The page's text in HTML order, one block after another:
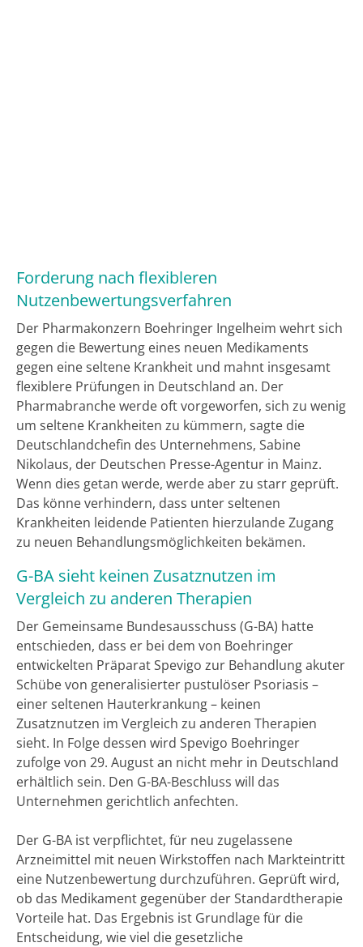
Forderung nach flexibleren
Nutzenbewertungsverfahren
Der Pharmakonzern Boehringer Ingelheim wehrt sich
gegen die Bewertung eines neuen Medikaments
gegen eine seltene Krankheit und mahnt insgesamt
flexiblere Prüfungen in Deutschland an. Der
Pharmabranche werde oft vorgeworfen, sich zu wenig
um seltene Krankheiten zu kümmern, sagte die
Deutschlandchefin des Unternehmens, Sabine
Nikolaus, der Deutschen Presse-Agentur in Mainz.
Wenn dies getan werde, werde aber zu starr geprüft.
Das könne verhindern, dass unter seltenen
Krankheiten leidende Patienten hierzulande Zugang
zu neuen Behandlungsmöglichkeiten bekämen.
G-BA sieht keinen Zusatznutzen im
Vergleich zu anderen Therapien
Der Gemeinsame Bundesausschuss (G-BA) hatte
entschieden, dass er bei dem von Boehringer
entwickelten Präparat Spevigo zur Behandlung akuter
Schübe von generalisierter pustulöser Psoriasis –
einer seltenen Hauterkrankung – keinen
Zusatznutzen im Vergleich zu anderen Therapien
sieht. In Folge dessen wird Spevigo Boehringer
zufolge von 29. August an nicht mehr in Deutschland
erhältlich sein. Den G-BA-Beschluss will das
Unternehmen gerichtlich anfechten.
Der G-BA ist verpflichtet, für neu zugelassene
Arzneimittel mit neuen Wirkstoffen nach Markteintritt
eine Nutzenbewertung durchzuführen. Geprüft wird,
ob das Medikament gegenüber der Standardtherapie
Vorteile hat. Das Ergebnis ist Grundlage für die
Entscheidung, wie viel die gesetzliche